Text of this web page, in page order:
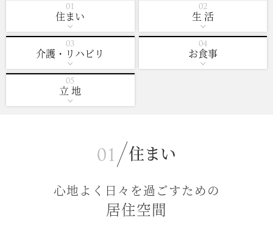
住まい 生 活
介護・リハビリ お食事
立 地
住まい
心地よく日々を過ごすための
居住空間